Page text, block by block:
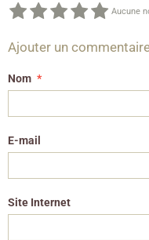
Aucune
Ajouter un
Nom
E-mail
Site Internet